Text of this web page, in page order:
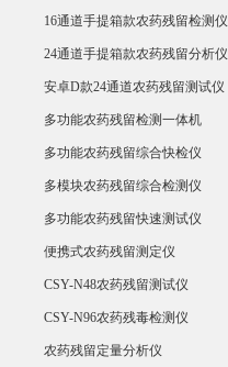
16通道手提箱款农药残留检测仪
24通道手提箱款农药残留分析仪
安卓D款24通道农药残留测试仪
多功能农药残留检测一体机
多功能农药残留综合快检仪
多模块农药残留综合检测仪
多功能农药残留快速测试仪
便携式农药残留测定仪
CSY-N48农药残留测试仪
CSY-N96农药残毒检测仪
农药残留定量分析仪